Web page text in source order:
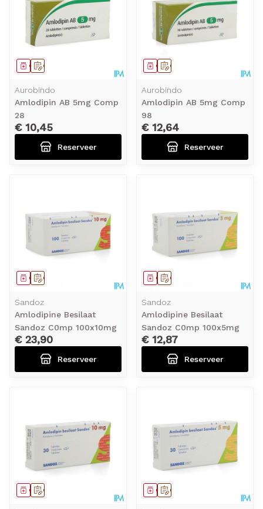
Op voorschrift
Geneesmiddel
Aurobindo
Amlodipin AB 5mg Comp
28
€ 10,45
Reserveer
Op voorschrift
Geneesmiddel
Aurobindo
Amlodipin AB 5mg Comp
98
€ 12,64
Reserveer
Op voorschrift
Geneesmiddel
Sandoz
Amlodipine Besilaat
Sandoz C0mp 100x10mg
€ 23,90
Reserveer
Op voorschrift
Geneesmiddel
Sandoz
Amlodipine Besilaat
Sandoz C0mp 100x5mg
€ 12,87
Reserveer
Op voorschrift
Geneesmiddel Op voorschrift
Geneesmiddel